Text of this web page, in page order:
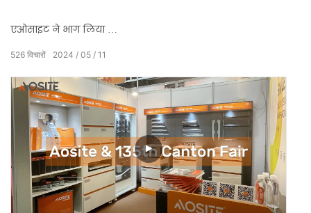
एओसाइट ने भाग लिया
53वां चीन अंतर्राष्ट्रीय फर्नीचर मेला
2024 05 11
526 विचारों